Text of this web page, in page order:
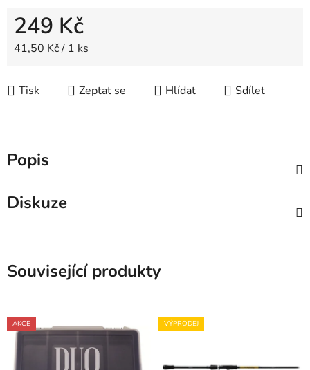
249 Kč
Měrná cena:
41,50 Kč / 1 ks
Tisk Zeptat se Hlídat Sdílet
Popis
Diskuze
Související produkty
AKCE VÝPRODEJ